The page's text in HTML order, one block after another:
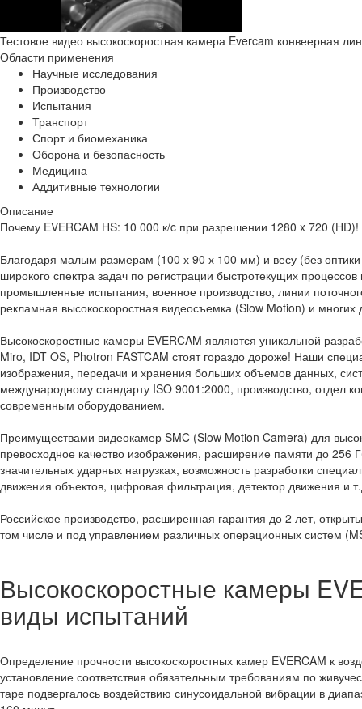
Тестовое видео высокоскоростная камера Evercam конвеерная
Области применения
Научные исследования
Производство
Испытания
Транспорт
Спорт и биомеханика
Оборона и безопасность
Медицина
Аддитивные технологии
Описание
Почему EVERCAM HS: 10 000 к/c при разрешении 1280 x 720
Благодаря малым размерам (100 х 90 х 100 мм) и весу (без
широкого спектра задач по регистрации быстротекущих
промышленные испытания, военное производство, линии
рекламная высокоскоростная видеосъемка (Slow Motion) и многих
Высокоскоростные камеры EVERCAM являются уникальной
Miro, IDT OS, Photron FASTCAM стоят гораздо дороже! Наши
изображения, передачи и хранения больших объемов данных,
международному стандарту ISO 9001:2000, производство, отдел
современным оборудованием.
Преимуществами видеокамер SMC (Slow Motion Camera) для
превосходное качество изображения, расширение памяти до 256
значительных ударных нагрузках, возможность разработки
движения объектов, цифровая фильтрация, детектор движения и
Российское производство, расширенная гарантия до 2 лет,
том числе и под управлением различных операционных систем
Высокоскоростные камеры
виды испытаний
Определение прочности высокоскоростных камер EVERCAM к
установление соответствия обязательным требованиям по
таре подвергалось воздействию синусоидальной вибрации в